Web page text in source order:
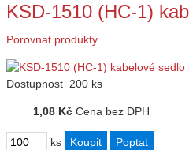
KSD-1510 (HC-1)
Porovnat produkty
Dostupnost 200 ks
1,08 Kč Cena bez DPH
ks